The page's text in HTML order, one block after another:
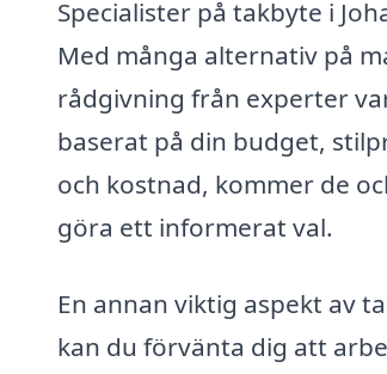
Specialister på takbyte i
Med många alternativ på
rådgivning från experter
baserat på din budget,
och kostnad, kommer de
göra ett informerat val.
En annan viktig aspekt av
kan du förvänta dig att